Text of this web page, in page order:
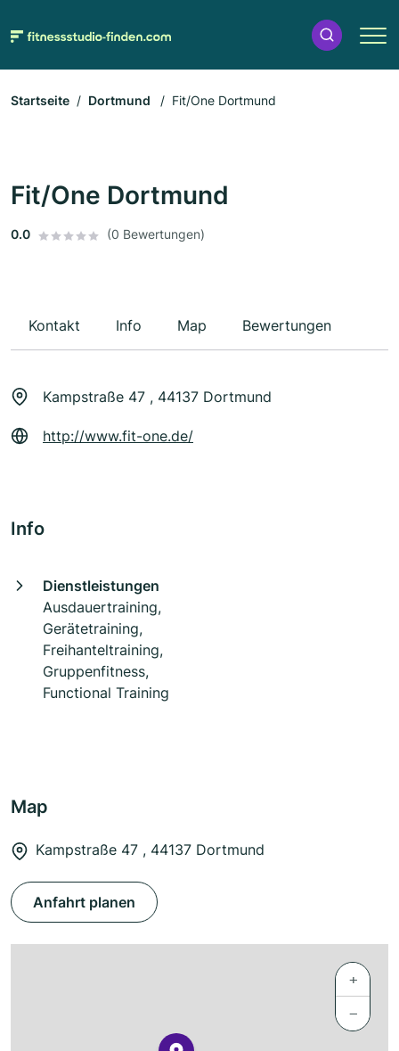
Startseite Dortmund Fit/One Dortmund
Fit/One Dortmund
0.0 (0 Bewertungen)
Kontakt Info Map Bewertungen
Kampstraße 47 , 44137 Dortmund
http://www.fit-one.de/
Info
Dienstleistungen
Ausdauertraining,
Gerätetraining,
Freihanteltraining,
Gruppenfitness,
Functional Training
Map
Kampstraße 47 , 44137 Dortmund
Anfahrt planen
+
−